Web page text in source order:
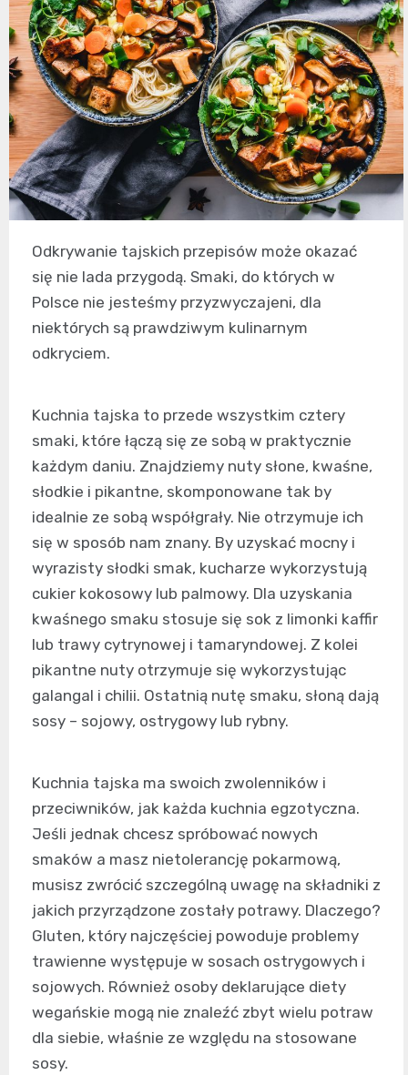
Odkrywanie tajskich przepisów może okazać
się nie lada przygodą. Smaki, do których w
Polsce nie jesteśmy przyzwyczajeni, dla
niektórych są prawdziwym kulinarnym
odkryciem.
Kuchnia tajska to przede wszystkim cztery
smaki, które łączą się ze sobą w praktycznie
każdym daniu. Znajdziemy nuty słone, kwaśne,
słodkie i pikantne, skomponowane tak by
idealnie ze sobą współgrały. Nie otrzymuje ich
się w sposób nam znany. By uzyskać mocny i
wyrazisty słodki smak, kucharze wykorzystują
cukier kokosowy lub palmowy. Dla uzyskania
kwaśnego smaku stosuje się sok z limonki kaffir
lub trawy cytrynowej i tamaryndowej. Z kolei
pikantne nuty otrzymuje się wykorzystując
galangal i chilii. Ostatnią nutę smaku, słoną dają
sosy – sojowy, ostrygowy lub rybny.
Kuchnia tajska ma swoich zwolenników i
przeciwników, jak każda kuchnia egzotyczna.
Jeśli jednak chcesz spróbować nowych
smaków a masz nietolerancję pokarmową,
musisz zwrócić szczególną uwagę na składniki z
jakich przyrządzone zostały potrawy. Dlaczego?
Gluten, który najczęściej powoduje problemy
trawienne występuje w sosach ostrygowych i
sojowych. Również osoby deklarujące diety
wegańskie mogą nie znaleźć zbyt wielu potraw
dla siebie, właśnie ze względu na stosowane
sosy.